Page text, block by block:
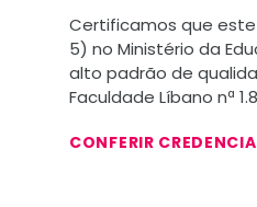
Certificamos que
5) no Ministério da
alto padrão de
Faculdade Líbano nª
CONFERIR